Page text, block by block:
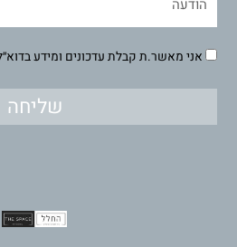
אני מאשר.ת קבלת עדכונים ומידע בדוא״ל
שליחה